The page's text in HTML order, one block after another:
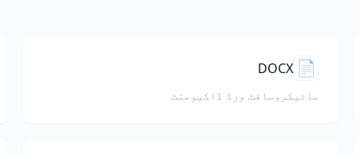
📄
DOCX
مائیکروسافٹ ورڈ ڈاکیومنٹ